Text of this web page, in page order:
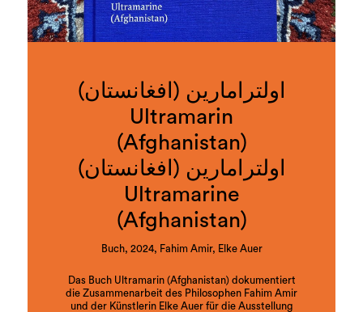
اولترامارین (افغانستان)
Ultramarin
(Afghanistan)
اولترامارین (افغانستان)
Ultramarine
(Afghanistan)
Buch, 2024, Fahim Amir, Elke Auer
Das Buch Ultramarin (Afghanistan) dokumentiert
die Zusammenarbeit des Philosophen Fahim Amir
und der Künstlerin Elke Auer für die Ausstellung